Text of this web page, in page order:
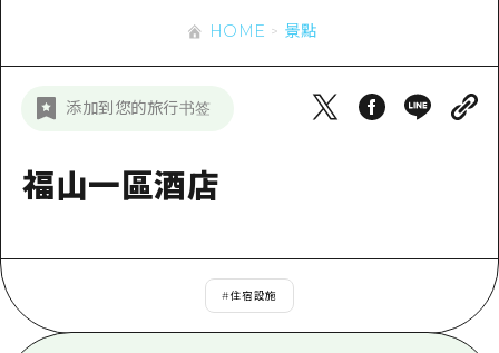
夜晚生活
世界遺產
標準
歷史·文化
美北
宮島周邊
短途旅行
答對了
美北
藝北
東山口
有用的信息
輔助流量摘要
超值遊覽門票
行李寄存及運送服務
新聞
HOME 景點
添加到您的旅行书签
福山一區酒店
#住宿設施